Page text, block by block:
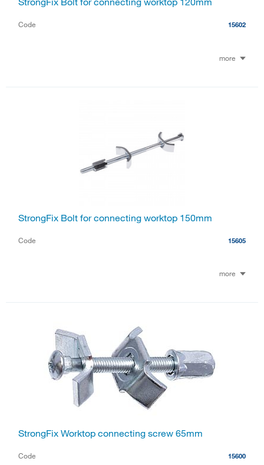
Code 15602
more
StrongFix Bolt for connecting worktop 150mm
Code 15605
more
StrongFix Worktop connecting screw 65mm
Code 15600